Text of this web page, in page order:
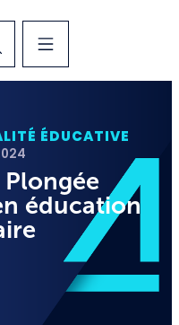
ÉDUCATIVE
Plongée
éducation